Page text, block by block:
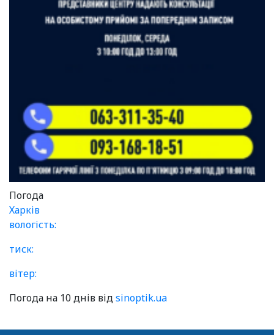
Погода
Харків
вологість:
тиск:
вітер:
Погода на 10 днів відsinoptik.ua